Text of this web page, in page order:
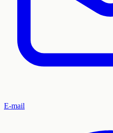
E-mail